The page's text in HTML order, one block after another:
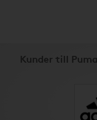
Kunder till